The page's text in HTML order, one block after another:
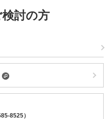
討の方
8525）